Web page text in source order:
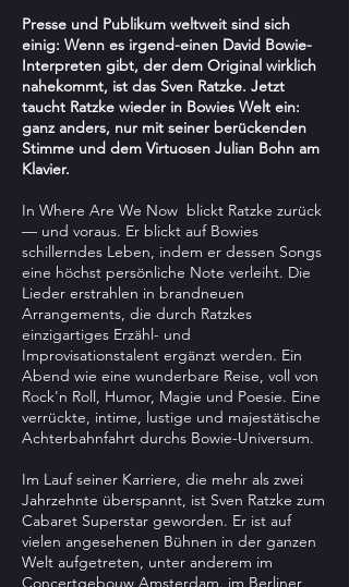
Presse und Publikum weltweit sind sich
einig: Wenn es irgend-einen David Bowie-
Interpreten gibt, der dem Original wirklich
nahekommt, ist das Sven Ratzke. Jetzt
taucht Ratzke wieder in Bowies Welt ein:
ganz anders, nur mit seiner berückenden
Stimme und dem Virtuosen Julian Bohn am
Klavier.
In Where Are We Now blickt Ratzke zurück
— und voraus. Er blickt auf Bowies
schillerndes Leben, indem er dessen Songs
eine höchst persönliche Note verleiht. Die
Lieder erstrahlen in brandneuen
Arrangements, die durch Ratzkes
einzigartiges Erzähl- und
Improvisationstalent ergänzt werden. Ein
Abend wie eine wunderbare Reise, voll von
Rock'n Roll, Humor, Magie und Poesie. Eine
verrückte, intime, lustige und majestätische
Achterbahnfahrt durchs Bowie-Universum.
Im Lauf seiner Karriere, die mehr als zwei
Jahrzehnte überspannt, ist Sven Ratzke zum
Cabaret Superstar geworden. Er ist auf
vielen angesehenen Bühnen in der ganzen
Welt aufgetreten, unter anderem im
Concertgebouw Amsterdam, im Berliner